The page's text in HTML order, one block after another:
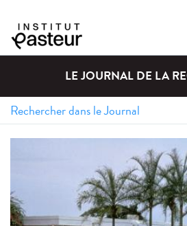
LE JOURNAL DE LA